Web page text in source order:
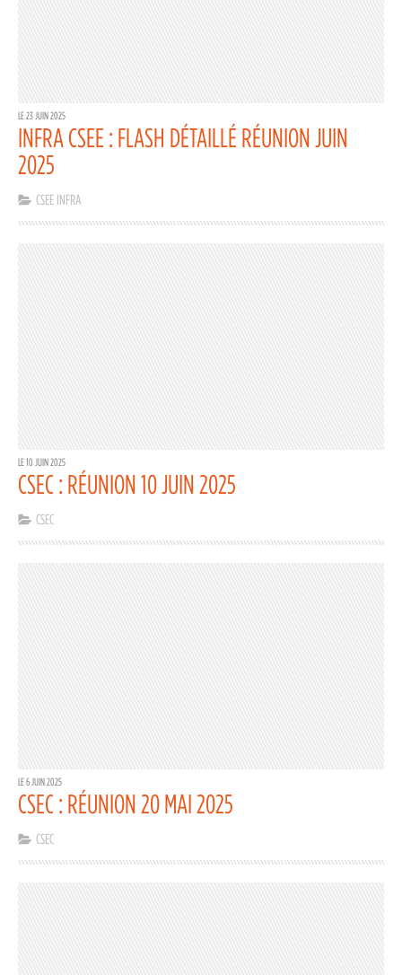
LE 23 JUIN 2025
INFRA CSEE : FLASH DÉTAILLÉ RÉUNION JUIN
2025
CSEE INFRA
LE 10 JUIN 2025
CSEC : RÉUNION 10 JUIN 2025
CSEC
LE 6 JUIN 2025
CSEC : RÉUNION 20 MAI 2025
CSEC